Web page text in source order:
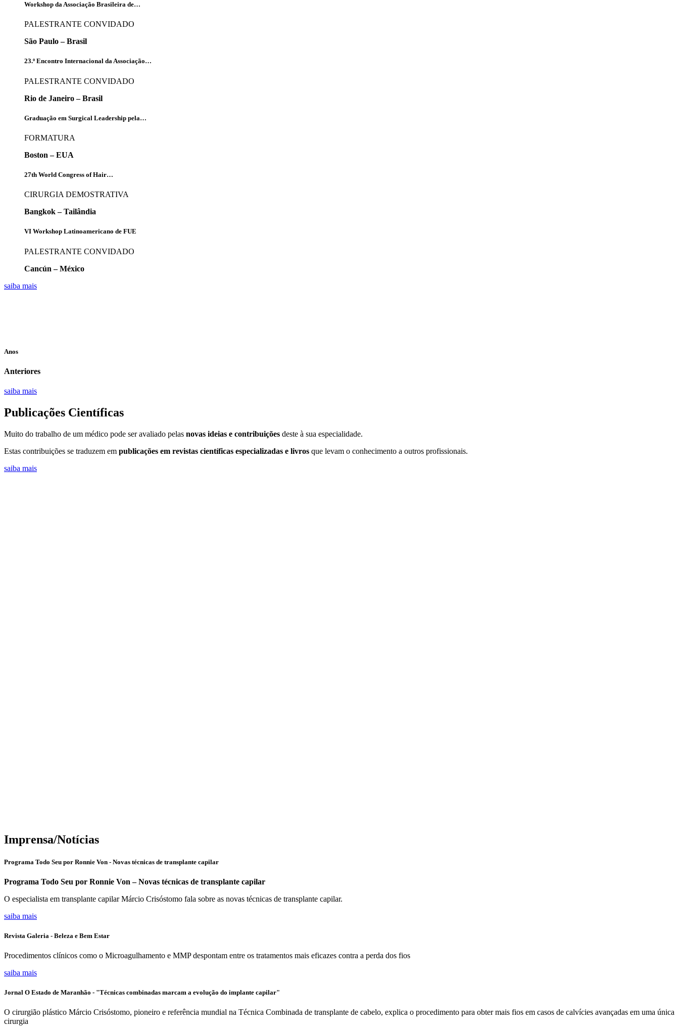
Workshop da Associação Brasileira de…
PALESTRANTE CONVIDADO
São Paulo – Brasil
23.º Encontro Internacional da Associação…
PALESTRANTE CONVIDADO
Rio de Janeiro – Brasil
Graduação em Surgical Leadership pela…
FORMATURA
Boston – EUA
27th World Congress of Hair…
CIRURGIA DEMOSTRATIVA
Bangkok – Tailândia
VI Workshop Latinoamericano de FUE
PALESTRANTE CONVIDADO
Cancún – México
saiba mais
Anos
Anteriores
saiba mais
Publicações Científicas
Muito do trabalho de um médico pode ser avaliado pelas novas ideias e contribuições deste à sua especialidade.
Estas contribuições se traduzem em publicações em revistas científicas especializadas e livros que levam o conhecimento a outros profissionais.
saiba mais
Imprensa/Notícias
Programa Todo Seu por Ronnie Von - Novas técnicas de transplante capilar
Programa Todo Seu por Ronnie Von – Novas técnicas de transplante capilar
O especialista em transplante capilar Márcio Crisóstomo fala sobre as novas técnicas de transplante capilar.
saiba mais
Revista Galeria - Beleza e Bem Estar
Procedimentos clínicos como o Microagulhamento e MMP despontam entre os tratamentos mais eficazes contra a perda dos fios
saiba mais
Jornal O Estado de Maranhão - "Técnicas combinadas marcam a evolução do implante capilar"
O cirurgião plástico Márcio Crisóstomo, pioneiro e referência mundial na Técnica Combinada de transplante de cabelo, explica o procedimento para obter mais fios em casos de calvícies avançadas em uma única
cirurgia